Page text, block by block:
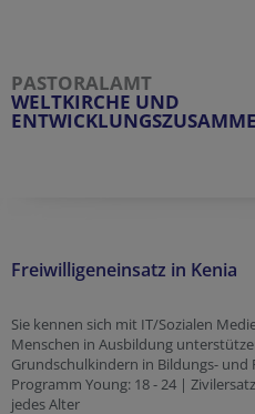
PASTORALAMT
WELTKIRCHE UND
Freiwilligeneinsatz in Kenia
Sie kennen sich mit IT/Sozialen
Menschen in Ausbildung
Grundschulkindern in Bildungs-
Programm Young: 18 - 24 |
jedes Alter